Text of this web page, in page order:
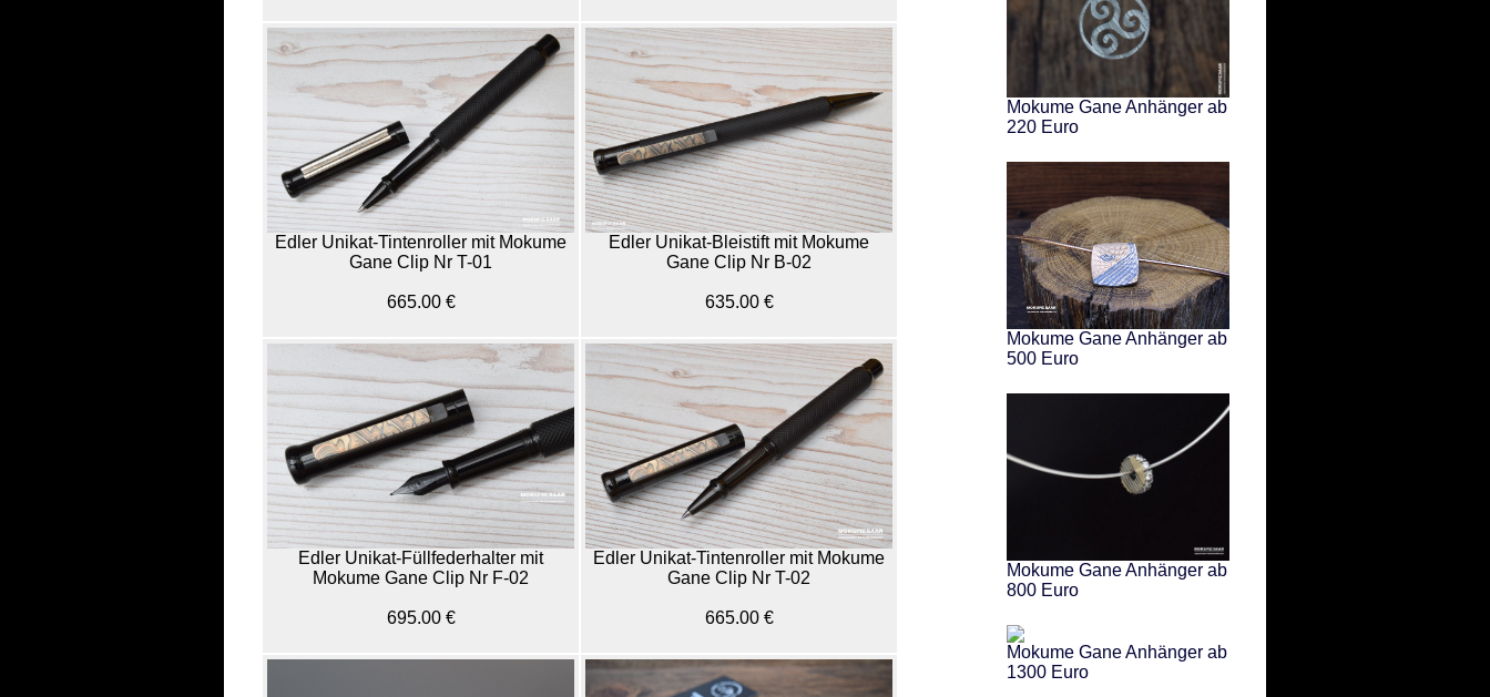
Edler Unikat-Tintenroller mit Mokume
Gane Clip Nr T-01
665.00 €
Edler Unikat-Bleistift mit Mokume
Gane Clip Nr B-02
635.00 €
Edler Unikat-Füllfederhalter mit
Mokume Gane Clip Nr F-02
695.00 €
Edler Unikat-Tintenroller mit Mokume
Gane Clip Nr T-02
665.00 €
Mokume Gane Anhänger ab
220 Euro
Mokume Gane Anhänger ab
500 Euro
Mokume Gane Anhänger ab
800 Euro
Mokume Gane Anhänger ab
1300 Euro